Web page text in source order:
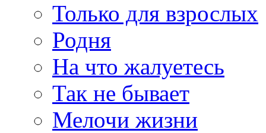
Только для взрослых
Родня
На что жалуетесь
Так не бывает
Мелочи жизни